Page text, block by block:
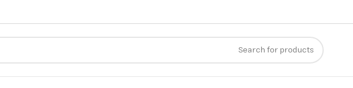
ارسال رایگان برای خرید ۳.۵ میلیون به یالا